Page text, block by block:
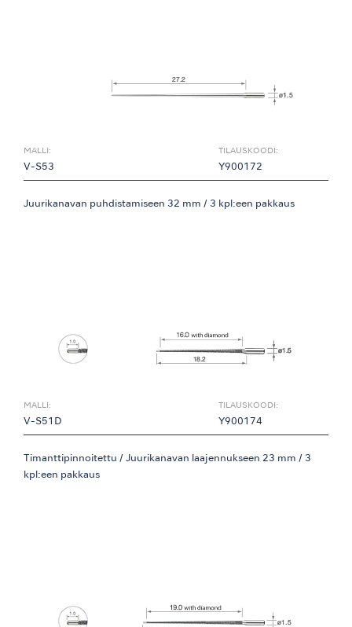
MALLI:
V-S53
TILAUSKOODI:
Y900172
Juurikanavan puhdistamiseen 32 mm / 3 kpl:een pakkaus
MALLI:
V-S51D
TILAUSKOODI:
Y900174
Timanttipinnoitettu / Juurikanavan laajennukseen 23 mm / 3
kpl:een pakkaus